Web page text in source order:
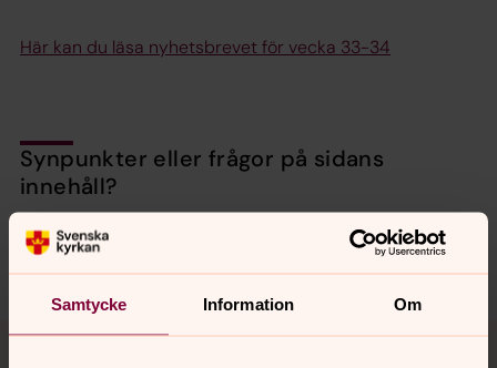
Samtycke Information Om
Här kan du läsa nyhetsbrevet för vecka 33-34
Synpunkter eller frågor på sidans
innehåll?
valbo-hedesunda.pastorat@svenskakyrkan.se
Dela
Tillbaka till toppen
Tillbaka till innehållet